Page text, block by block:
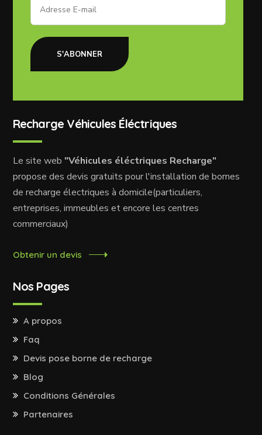
S'ABONNER
Recharge Véhicules Éléctriques
Le site web "Véhicules éléctriques Recharge"
propose des devis gratuits pour l'installation de bornes
de recharge électriques à domicile(particuliers,
entreprises, immeubles et encore les centres
commerciaux)
Obtenir un devis
Nos Pages
A propos
Faq
Devis pose borne de recharge
Blog
Conditions Générales
Partenaires